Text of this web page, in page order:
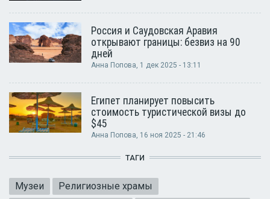
Россия и Саудовская Аравия
открывают границы: безвиз на 90
дней
Анна Попова, 1 дек 2025 - 13:11
Египет планирует повысить
стоимость туристической визы до
$45
Анна Попова, 16 ноя 2025 - 21:46
ТАГИ
Музеи
Религиозные храмы